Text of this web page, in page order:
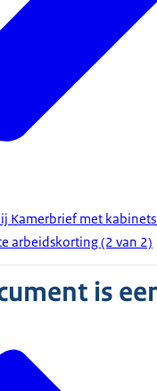
Kamerbrief met
arbeidskorting (2 van 2)
is